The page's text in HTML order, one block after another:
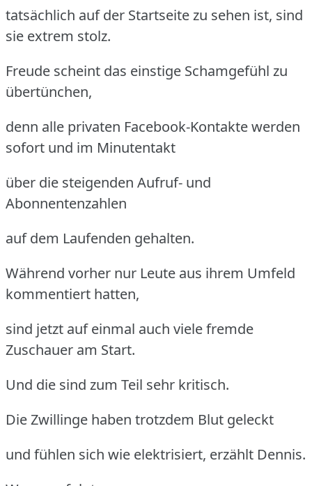
tatsächlich auf der Startseite zu sehen ist, sind
sie extrem stolz.
Freude scheint das einstige Schamgefühl zu
übertünchen,
denn alle privaten Facebook-Kontakte werden
sofort und im Minutentakt
über die steigenden Aufruf- und
Abonnentenzahlen
auf dem Laufenden gehalten.
Während vorher nur Leute aus ihrem Umfeld
kommentiert hatten,
sind jetzt auf einmal auch viele fremde
Zuschauer am Start.
Und die sind zum Teil sehr kritisch.
Die Zwillinge haben trotzdem Blut geleckt
und fühlen sich wie elektrisiert, erzählt Dennis.